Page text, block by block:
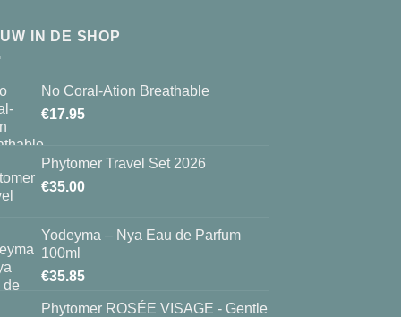
IN DE SHOP
No Coral-Ation Breathable
€17.95
Phytomer Travel Set 2026
€35.00
Yodeyma – Nya Eau de Parfum
100ml
€35.85
Phytomer ROSÉE VISAGE - Gentle